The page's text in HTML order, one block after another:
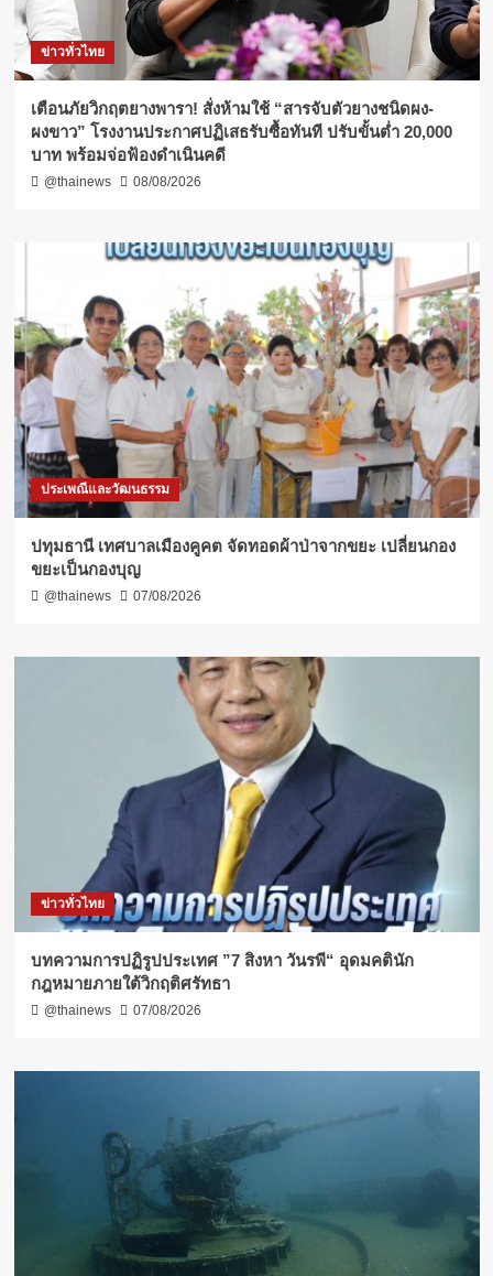
ข่าวทั่วไทย
เตือนภัยวิกฤตยางพารา! สั่งห้ามใช้ “สารจับตัวยางชนิดผง-
ผงขาว” โรงงานประกาศปฏิเสธรับซื้อทันที ปรับขั้นต่ำ 20,000
บาท พร้อมจ่อฟ้องดำเนินคดี
@thainews 08/08/2026
ประเพณีและวัฒนธรรม
ปทุมธานี เทศบาลเมืองคูคต จัดทอดผ้าป่าจากขยะ เปลี่ยนกอง
ขยะเป็นกองบุญ
@thainews 07/08/2026
ข่าวทั่วไทย
บทความการปฏิรูปประเทศ ”7 สิงหา วันรพี“ อุดมคตินัก
กฎหมายภายใต้วิกฤติศรัทธา
@thainews 07/08/2026